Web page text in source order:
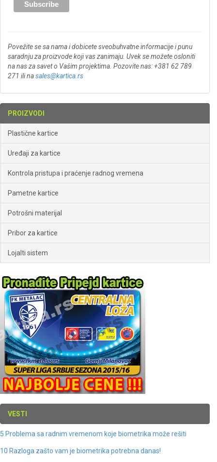
Povežite se sa nama i dobicete sveobuhvatne informacije i punu
saradnju za proizvode koji vas zanimaju. Uvek se možete osloniti
na nas za savet o Vašim projektima. Pozovite nas: +381 62 789
271 ili nasales@kartica.rs
PROIZVODI
Plastične kartice
Uređaji za kartice
Kontrola pristupa i praćenje radnog vremena
Pametne kartice
Potrošni materijal
Pribor za kartice
Lojalti sistem
VESTI
5 Problema sa radnim vremenom koje biometrika može rešiti
10 Razloga zašto vam je biometrika potrebna danas!